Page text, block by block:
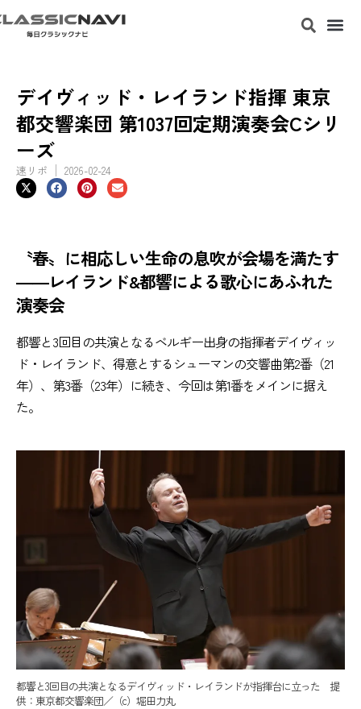
デイヴィッド・レイランド指揮 東京
都交響楽団 第1037回定期演奏会Cシリ
ーズ
速リポ 2026-02-24
〝春〟に相応しい生命の息吹が会場を満たす
――レイランド&都響による歌心にあふれた
演奏会
都響と3回目の共演となるベルギー出身の指揮者デイヴィッ
ド・レイランド、得意とするシューマンの交響曲第2番（21
年）、第3番（23年）に続き、今回は第1番をメインに据え
た。
都響と3回目の共演となるデイヴィッド・レイランドが指揮台に立った 提
供：東京都交響楽団／（c）堀田力丸